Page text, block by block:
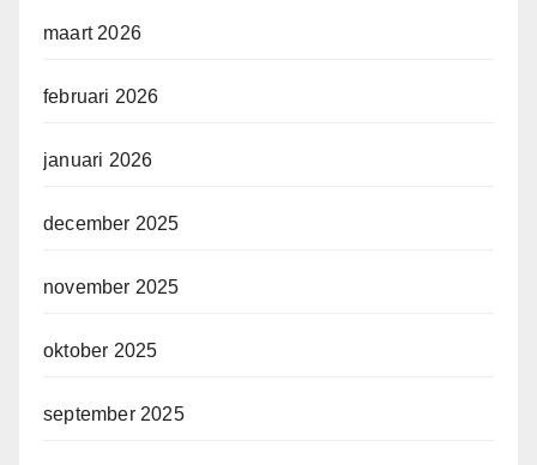
maart 2026
februari 2026
januari 2026
december 2025
november 2025
oktober 2025
september 2025